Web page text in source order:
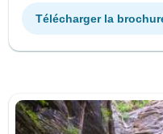
Télécharger la